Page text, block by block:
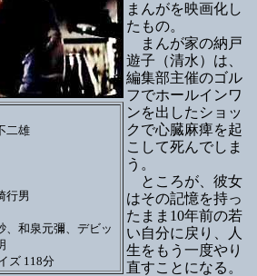
二雄
行男
、和泉元彌、デビッ
ズ 118分
まんがを映画化し
たもの。
まんが家の納戸
遊子（清水）は、
編集部主催のゴル
フでホールインワ
ンを出したショッ
クで心臓麻痺を起
こして死んでしま
う。
ところが、彼女
はその記憶を持っ
たまま10年前の若
い自分に戻り、人
生をもう一度やり
直すことになる。